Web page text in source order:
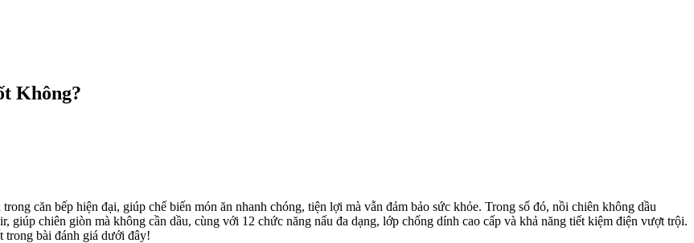
Không?
căn bếp hiện đại, giúp chế biến món ăn nhanh chóng, tiện lợi mà vẫn đảm bảo sức khỏe. Trong số đó, nồi chiên không dầu
chiên giòn mà không cần dầu, cùng với 12 chức năng nấu đa dạng, lớp chống dính cao cấp và khả năng tiết kiệm điện vượt trội.
trong bài đánh giá dưới đây!